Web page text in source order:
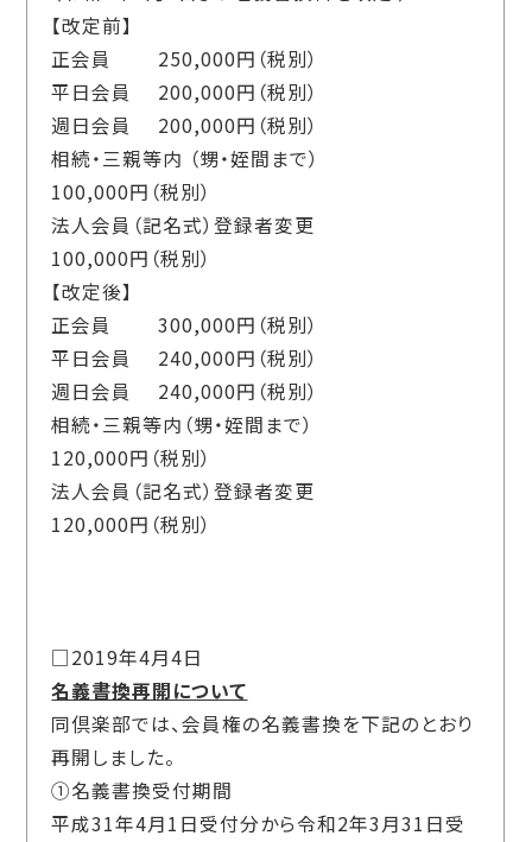
【改定前】
正会員 250,000円（税別）
平日会員 200,000円（税別）
週日会員 200,000円（税別）
相続・三親等内 （甥・姪間まで）
100,000円（税別）
法人会員（記名式）登録者変更
100,000円（税別）
【改定後】
正会員 300,000円（税別）
平日会員 240,000円（税別）
週日会員 240,000円（税別）
相続・三親等内（甥・姪間まで）
120,000円（税別）
法人会員（記名式）登録者変更
120,000円（税別）
□2019年4月4日
名義書換再開について
同倶楽部では、会員権の名義書換を下記のとおり
再開しました。
①名義書換受付期間
平成31年4月1日受付分から令和2年3月31日受